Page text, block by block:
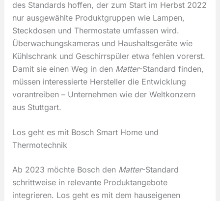
des Standards hoffen, der zum Start im Herbst 2022
nur ausgewählte Produktgruppen wie Lampen,
Steckdosen und Thermostate umfassen wird.
Überwachungskameras und Haushaltsgeräte wie
Kühlschrank und Geschirrspüler etwa fehlen vorerst.
Damit sie einen Weg in den Matter-Standard finden,
müssen interessierte Hersteller die Entwicklung
vorantreiben – Unternehmen wie der Weltkonzern
aus Stuttgart.
Los geht es mit Bosch Smart Home und
Thermotechnik
Ab 2023 möchte Bosch den Matter-Standard
schrittweise in relevante Produktangebote
integrieren. Los geht es mit dem hauseigenen